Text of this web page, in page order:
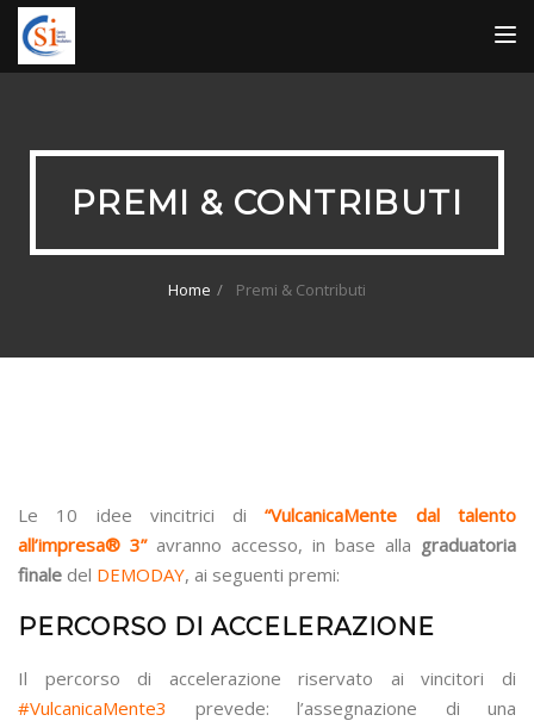
PREMI & CONTRIBUTI
Home Premi & Contributi
Le 10 idee vincitrici di“VulcanicaMente dal talento
all’impresa® 3”avranno accesso, in base alla graduatoria
finale del DEMODAY, ai seguenti premi:
PERCORSO DI ACCELERAZIONE
Il percorso di accelerazione riservato ai vincitori di
#VulcanicaMente3 prevede: l’assegnazione di una